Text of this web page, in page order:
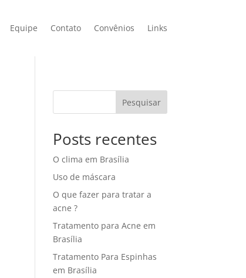
Equipe Contato Convênios Links
Pesquisar
Posts recentes
O clima em Brasília
Uso de máscara
O que fazer para tratar a
acne ?
Tratamento para Acne em
Brasília
Tratamento Para Espinhas
em Brasília